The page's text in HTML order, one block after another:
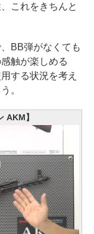
これをきちんと
BB弾がなくても
触が楽しめる
する状況を考え
。
AKM】